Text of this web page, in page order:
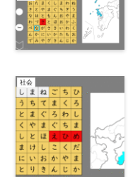
社会